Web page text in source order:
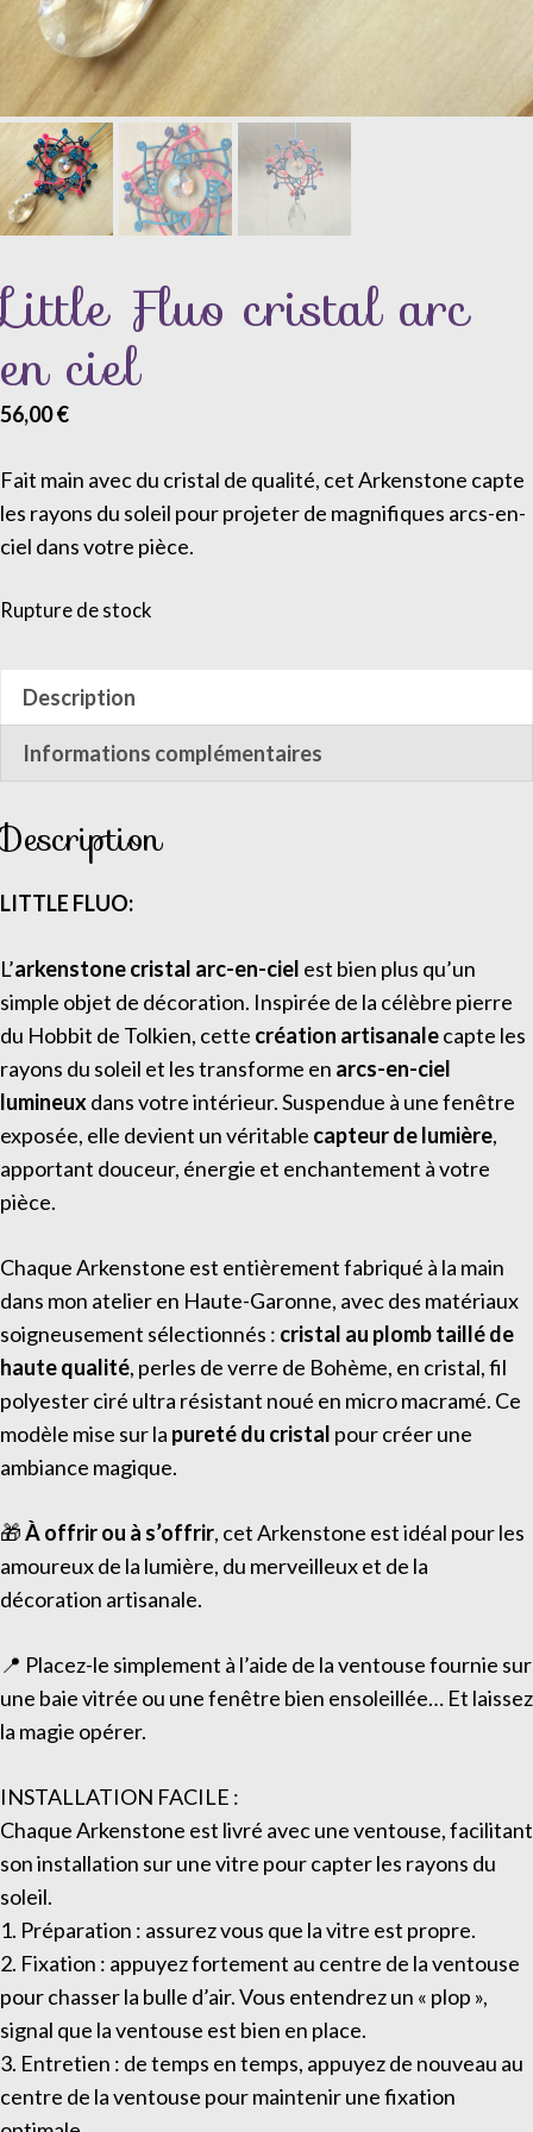
Little Fluo cristal arc
en ciel
56,00€
Fait main avec du cristal de qualité, cet Arkenstone capte
les rayons du soleil pour projeter de magnifiques arcs-en-
ciel dans votre pièce.
Rupture de stock
Description
Informations complémentaires
Description
LITTLE FLUO:
L’arkenstone cristal arc-en-ciel est bien plus qu’un
simple objet de décoration. Inspirée de la célèbre pierre
du Hobbit de Tolkien, cette création artisanalecapte les
rayons du soleil et les transforme en arcs-en-ciel
lumineuxdans votre intérieur. Suspendue à une fenêtre
exposée, elle devient un véritable capteur de lumière,
apportant douceur, énergie et enchantement à votre
pièce.
Chaque Arkenstone est entièrement fabriqué à la main
dans mon atelier en Haute-Garonne, avec des matériaux
soigneusement sélectionnés : cristal au plomb taillé de
haute qualité, perles de verre de Bohème, en cristal, fil
polyester ciré ultra résistant noué en micro macramé. Ce
modèle mise sur la pureté du cristal pour créer une
ambiance magique.
🎁À offrir ou à s’offrir, cet Arkenstone est idéal pour les
amoureux de la lumière, du merveilleux et de la
décoration artisanale.
📍 Placez-le simplement à l’aide de la ventouse fournie sur
une baie vitrée ou une fenêtre bien ensoleillée… Et laissez
la magie opérer.
INSTALLATION FACILE :
Chaque Arkenstone est livré avec une ventouse, facilitant
son installation sur une vitre pour capter les rayons du
soleil.
1. Préparation : assurez vous que la vitre est propre.
2. Fixation : appuyez fortement au centre de la ventouse
pour chasser la bulle d’air. Vous entendrez un « plop »,
signal que la ventouse est bien en place.
3. Entretien : de temps en temps, appuyez de nouveau au
centre de la ventouse pour maintenir une fixation